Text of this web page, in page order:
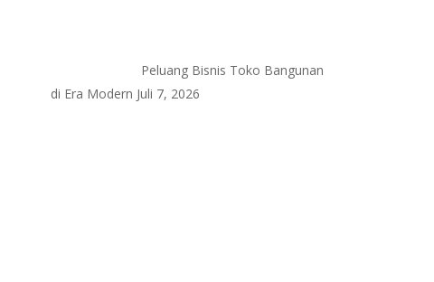
Peluang Bisnis Toko Bangunan
di Era Modern Juli 7, 2026